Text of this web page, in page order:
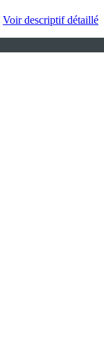
Voir descriptif détaillé